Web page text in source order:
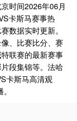
时间2026年06月
卡斯马赛事热
数据实时更新。
、比赛比分、赛
联赛的最新赛事
段集锦等。法哈
卡斯马高清观